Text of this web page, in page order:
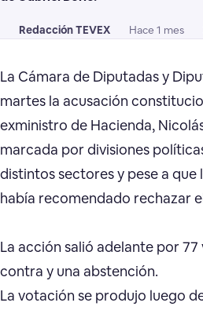
Redacción TEVEX Hace 1 mes
La Cámara de Diputadas y
martes la acusación
exministro de Hacienda,
marcada por divisiones
distintos sectores y pese a que
había recomendado rechazar
La acción salió adelante por
contra y una abstención.
La votación se produjo luego